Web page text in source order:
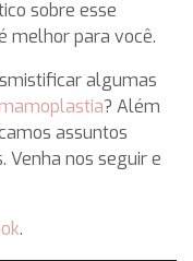
sobre esse
melhor para você.
algumas
mamoplastia? Além
assuntos
Venha nos seguir e
.